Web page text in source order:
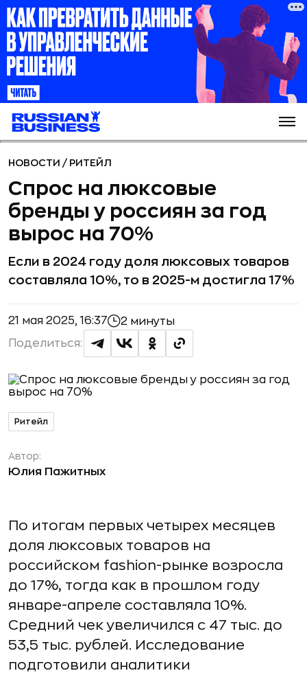
НОВОСТИ / РИТЕЙЛ
Спрос на люксовые
бренды у россиян за год
вырос на 70%
Если в 2024 году доля люксовых товаров
составляла 10%, то в 2025-м достигла 17%
21 мая 2025, 16:37 2 минуты
Поделиться:
Ритейл
Автор:
Юлия Пажитных
По итогам первых четырех месяцев
доля люксовых товаров на
российском fashion-рынке возросла
до 17%, тогда как в прошлом году
январе-апреле составляла 10%.
Средний чек увеличился с 47 тыс. до
53,5 тыс. рублей. Исследование
подготовили аналитики